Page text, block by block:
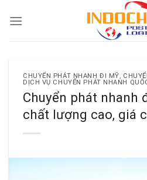
CHUYỂN PHÁT NHANH ĐI MỸ,
DỊCH VỤ CHUYỂN PHÁT NHANH
Chuyển phát nhanh
chất lượng cao, giá